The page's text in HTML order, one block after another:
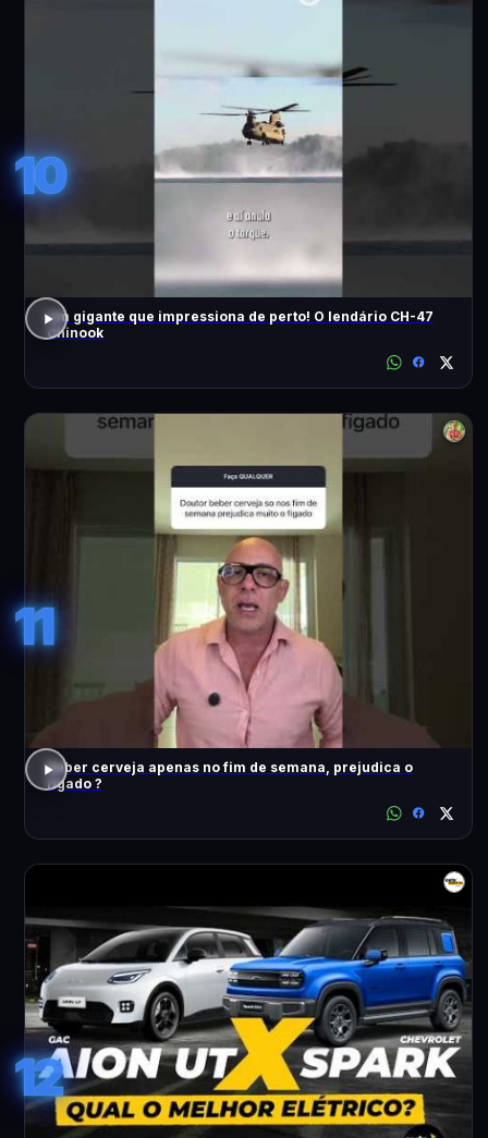
10
Um gigante que impressiona de perto! O lendário CH-47
Chinook
11
Beber cerveja apenas no fim de semana, prejudica o
fígado ?
12